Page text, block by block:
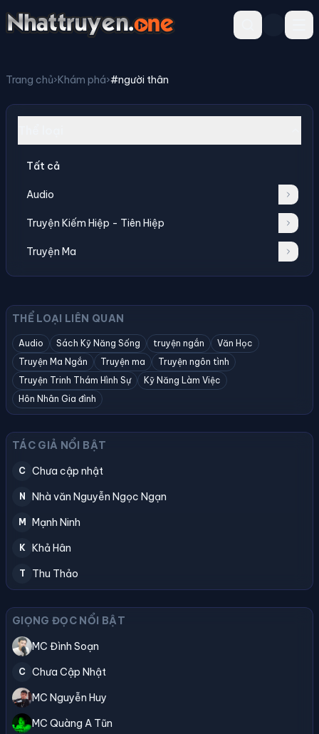
Trang chủ›Khám phá›#người thân
Tất cả
Audio
Truyện Kiếm Hiệp - Tiên Hiệp
Truyện Ma
THỂ LOẠI LIÊN QUAN
Audio Sách Kỹ Năng Sống truyện ngắn
Văn Học
Truyện Ma Ngắn
Truyện ma
Truyện ngôn tình
Truyện Trinh Thám Hình Sự
Kỹ Năng Làm Việc
Hôn Nhân Gia đình
TÁC GIẢ NỔI BẬT
C Chưa cập nhật
N Nhà văn Nguyễn Ngọc Ngạn
M Mạnh Ninh
K Khả Hân
T Thu Thảo
GIỌNG ĐỌC NỔI BẬT
MC Đình Soạn
C Chưa Cập Nhật
MC Nguyễn Huy
MC Quàng A Tũn